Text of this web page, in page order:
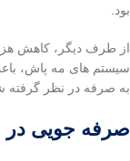
بود.
از طرف دیگر، کاهش
سیستم های مه پاش،
به صرفه در نظر گرفته
صرفه جویی